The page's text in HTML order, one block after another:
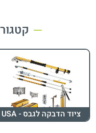
ציוד הדבקה לגבס - USA